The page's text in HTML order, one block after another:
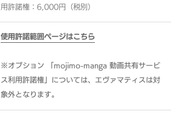
用許諾権：6,000円（税別）
使用許諾範囲ページはこちら
※オプション 「mojimo-manga 動画共有サービ
ス利用許諾権」については、エヴァマティスは対
象外となります。